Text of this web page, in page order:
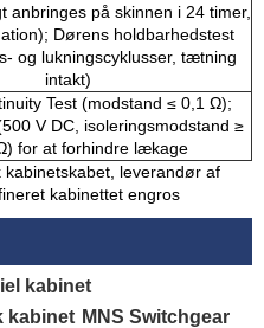
anbringes på skinnen i 24 timer,
Dørens holdbarhedstest
og lukningscyklusser, tætning
intakt)
Test (modstand ≤ 0,1 Ω);
V DC, isoleringsmodstand ≥
for at forhindre lækage
kabinetskabet, leverandør af
kabinettet engros
kabinet
kabinet MNS Switchgear